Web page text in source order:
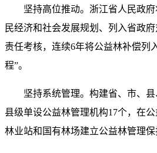
坚持高位推动。浙江省人民政
民经济和社会发展规划、列入省政
责任考核，连续6年将公益林补偿列
程”。
坚持系统管理。构建省、市、县
县级单设公益林管理机构17个，在
林业站和国有林场建立公益林管理保